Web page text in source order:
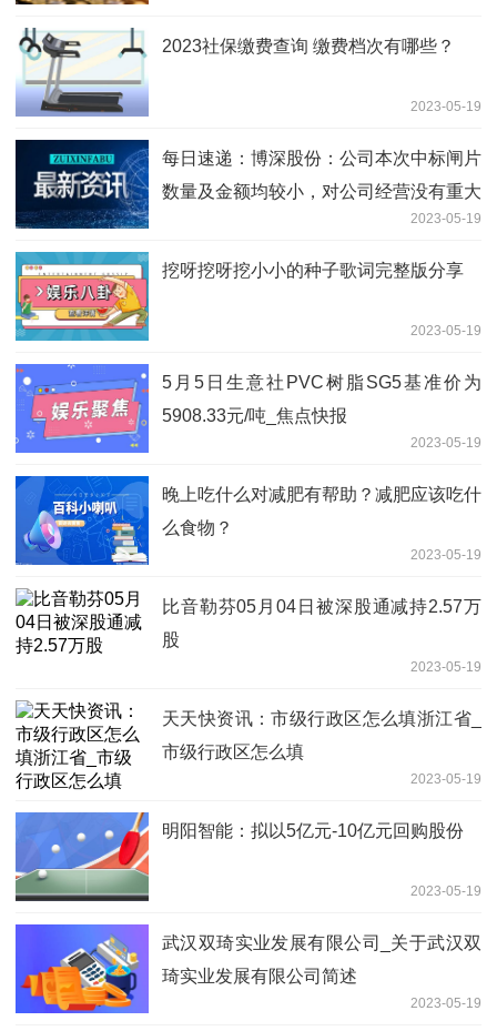
2023社保缴费查询 缴费档次有哪些？
2023-05-19
每日速递：博深股份：公司本次中标闸片
数量及金额均较小，对公司经营没有重大
2023-05-19
挖呀挖呀挖小小的种子歌词完整版分享
2023-05-19
5月5日生意社PVC树脂SG5基准价为
5908.33元/吨_焦点快报
2023-05-19
晚上吃什么对减肥有帮助？减肥应该吃什
么食物？
2023-05-19
比音勒芬05月04日被深股通减持2.57万
股
2023-05-19
天天快资讯：市级行政区怎么填浙江省_
市级行政区怎么填
2023-05-19
明阳智能：拟以5亿元-10亿元回购股份
2023-05-19
武汉双琦实业发展有限公司_关于武汉双
琦实业发展有限公司简述
2023-05-19